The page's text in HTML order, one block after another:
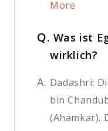
More
Q. Was ist
wirklich?
A. Dadashri:
bin
(Ahamkar).